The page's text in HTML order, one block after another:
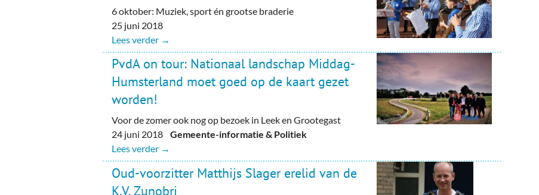
6 oktober: Muziek, sport én grootse braderie
25 juni 2018
Lees verder →
PvdA on tour: Nationaal landschap Middag-
Humsterland moet goed op de kaart gezet
worden!
Voor de zomer ook nog op bezoek in Leek en Grootegast
24 juni 2018Gemeente-informatie & Politiek
Lees verder →
Oud-voorzitter Matthijs Slager erelid van de
K.V. Zunobri